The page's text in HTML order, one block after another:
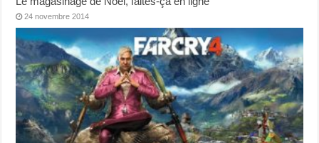
24 novembre 2014